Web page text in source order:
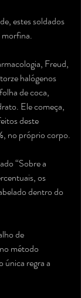
estes soldados
Freud,
halógenos
de coca,
Ele começa,
deste
no próprio corpo.
“Sobre a
os
dentro do
de
método
única regra a